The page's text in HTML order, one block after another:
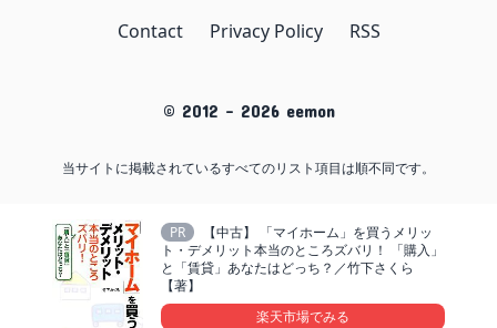
PR
【中古】 「マイホーム」を買うメリッ
ト・デメリット本当のところズバリ！ 「購入」
と「賃貸」あなたはどっち？／竹下さくら
【著】
楽天市場でみる
Contact Privacy Policy RSS
© 2012 - 2026eemon
当サイトに掲載されているすべてのリスト項目は順不同です。